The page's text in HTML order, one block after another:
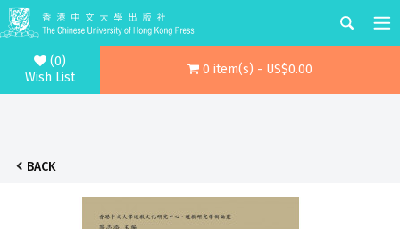
(0)
Wish List
0 item(s) - US$0.00
BACK